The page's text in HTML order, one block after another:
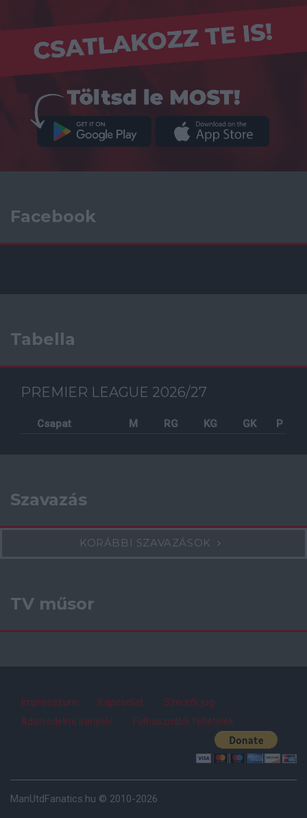
Facebook
Tabella
PREMIER LEAGUE 2026/27
Csapat M RG KG GK P
Szavazás
KORÁBBI SZAVAZÁSOK
TV műsor
Impresszum Kapcsolat
Szerzői jog
Adatvédelmi irányelv
Felhasználói feltételek
ManUtdFanatics.hu © 2010-2026